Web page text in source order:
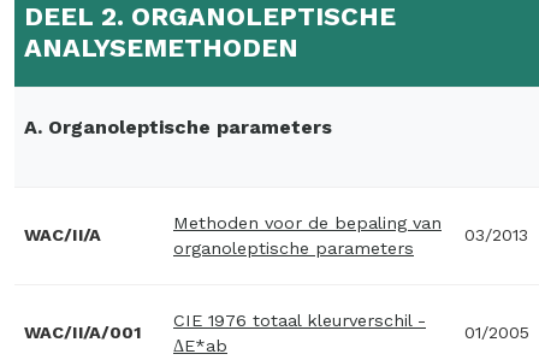
DEEL 2. ORGANOLEPTISCHE
ANALYSEMETHODEN
A. Organoleptische parameters
WAC/II/A
Methoden voor de bepaling van
organoleptische parameters
03/2013
WAC/II/A/001
CIE 1976 totaal kleurverschil -
ΔE*ab
01/2005